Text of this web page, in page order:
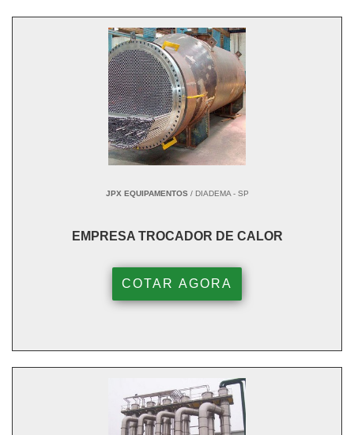
JPX EQUIPAMENTOS/ DIADEMA - SP
EMPRESA TROCADOR DE CALOR
COTAR AGORA